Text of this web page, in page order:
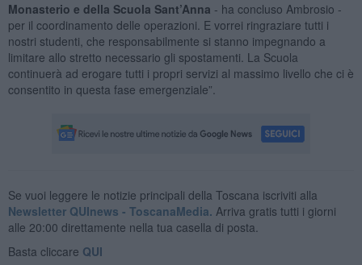
Monasterio e della Scuola Sant’Anna - ha concluso Ambrosio -
per il coordinamento delle operazioni. E vorrei ringraziare tutti i
nostri studenti, che responsabilmente si stanno impegnando a
limitare allo stretto necessario gli spostamenti. La Scuola
continuerà ad erogare tutti i propri servizi al massimo livello che ci è
consentito in questa fase emergenziale”.
Se vuoi leggere le notizie principali della Toscana iscriviti alla
Newsletter QUInews - ToscanaMedia. Arriva gratis tutti i giorni
alle 20:00 direttamente nella tua casella di posta.
Basta cliccare QUI